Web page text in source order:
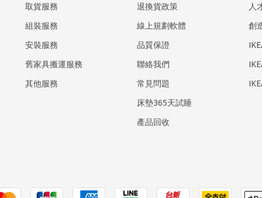
取貨服務
組裝服務
安裝服務
​舊家具搬運服務
其他服務
退換貨政策
線上規劃軟體
品質保證
聯絡我們
常見問題
床墊365天試睡
產品回收
人
創